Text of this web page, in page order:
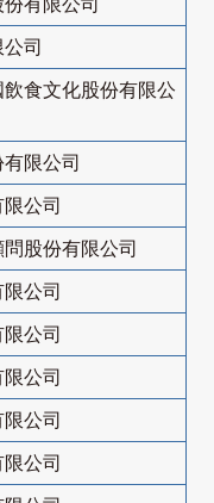
司
食文化股份有限公
限公司
公司
股份有限公司
公司
公司
公司
公司
公司